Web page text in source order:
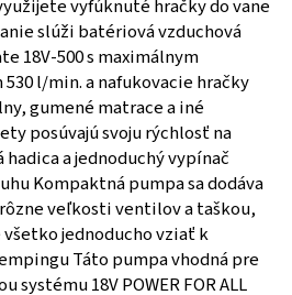
vyfúknuté hračky do vane
slúži batériová vzduchová
18V-500 s maximálnym
l/min. a nafukovacie hračky
gumené matrace a iné
posúvajú svoju rýchlosť na
hadica a jednoduchý vypínač
Kompaktná pumpa sa dodáva
veľkosti ventilov a taškou,
jednoducho vziať k
Táto pumpa vhodná pre
systému 18V POWER FOR ALL